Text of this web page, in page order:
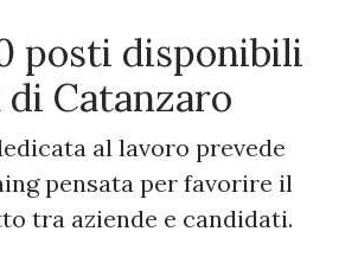
posti disponibili
di Catanzaro
al lavoro prevede
pensata per favorire il
tra aziende e candidati.